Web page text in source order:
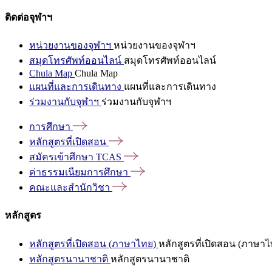
ติดต่อจุฬาฯ
หน่วยงานของจุฬาฯ หน่วยงานของจุฬาฯ
สมุดโทรศัพท์ออนไลน์ สมุดโทรศัพท์ออนไลน์
Chula Map Chula Map
แผนที่และการเดินทาง แผนที่และการเดินทาง
ร่วมงานกับจุฬาฯ ร่วมงานกับจุฬาฯ
การศึกษา
หลักสูตรที่เปิดสอน
สมัครเข้าศึกษา TCAS
ค่าธรรมเนียมการศึกษา
คณะและสำนักวิชา
หลักสูตร
หลักสูตรที่เปิดสอน (ภาษาไทย) หลักสูตรที่เปิดสอน (ภาษาไ
หลักสูตรนานาชาติ หลักสูตรนานาชาติ